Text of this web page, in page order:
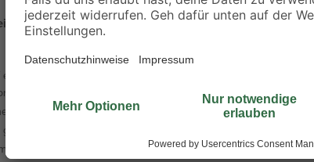
Kann Schläfrigkeit und Benommenheit
Verpackung oder Kennzeichnungsetikett
Oberflächen, Funken, offenen Flammen sowie
belüfteten Ort aufbewahren. Behälter dicht verschlossen
bringen. Freisetzung in die Umwelt vermeiden.